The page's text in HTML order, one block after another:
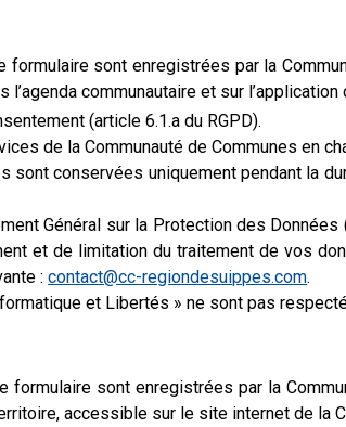
sont enregistrées par la
communautaire et sur l’application
(article 6.1.a du RGPD).
de la Communauté de Communes en
sont conservées uniquement pendant la
Général sur la Protection des
et de limitation du traitement de vos
:contact@cc-regiondesuippes.com.
et Libertés » ne sont pas
formulaire sont enregistrées par la
accessible sur le site internet de la